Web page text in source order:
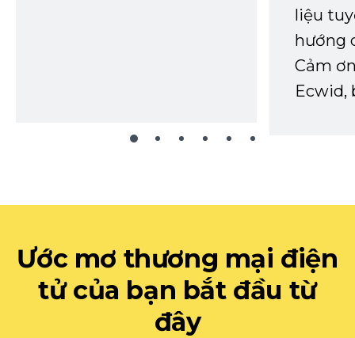
liệu
hướng
Cảm
Ecwid,
Ước mơ thương mại điện
tử của bạn bắt đầu từ
đây